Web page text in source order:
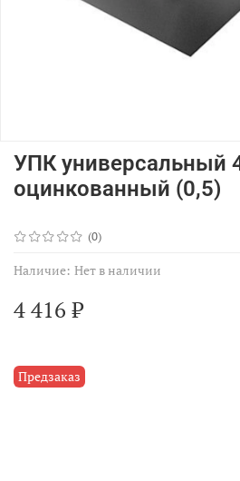
(0)
Наличие: Нет в наличии
Предзаказ
УПК универсальный
оцинкованный (0,5)
4 416 ₽